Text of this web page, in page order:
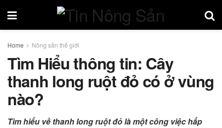
Home Nông sản thế giới
Tìm Hiểu thông tin: Cây
thanh long ruột đỏ có ở vùng
nào?
Tìm hiểu về thanh long ruột đỏ là một công việc hấp